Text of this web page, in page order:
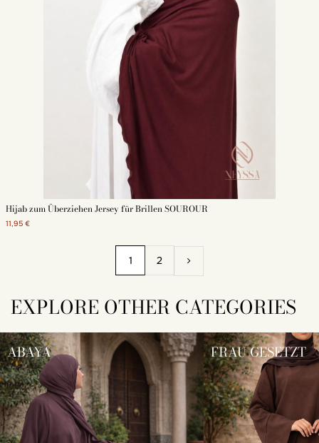
Hijab zum Überziehen Jersey für Brillen SOUROUR
11,95 €
1 2
EXPLORE OTHER CATEGORIES
ABAYA FRAU GESETZT